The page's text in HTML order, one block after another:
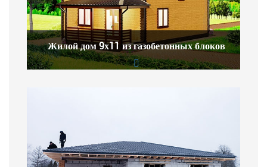
Жилой дом 9х11 из газобетонных блоков